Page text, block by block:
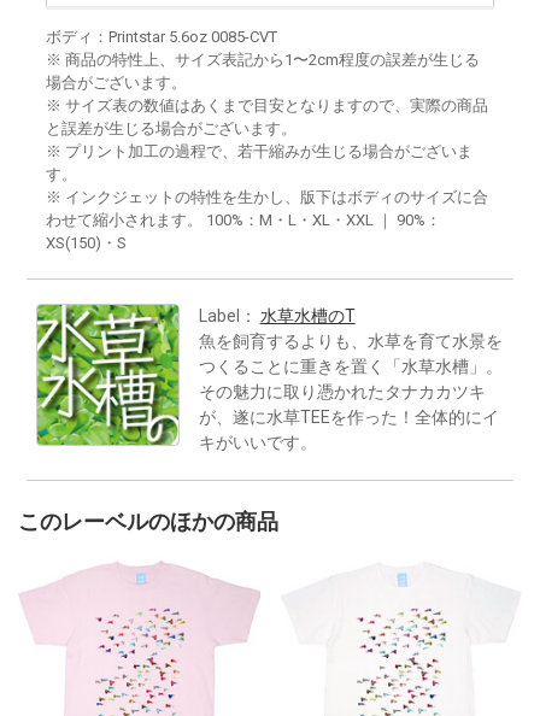
ボディ：Printstar 5.6oz 0085-CVT
※ 商品の特性上、サイズ表記から1〜2cm程度の誤差が生じる
場合がございます。
※ サイズ表の数値はあくまで目安となりますので、実際の商品
と誤差が生じる場合がございます。
※ プリント加工の過程で、若干縮みが生じる場合がございま
す。
※ インクジェットの特性を生かし、版下はボディのサイズに合
わせて縮小されます。 100%：M・L・XL・XXL ｜ 90%：
XS(150)・S
Label： 水草水槽のT
魚を飼育するよりも、水草を育て水景を
つくることに重きを置く「水草水槽」。
その魅力に取り憑かれたタナカカツキ
が、遂に水草TEEを作った！全体的にイ
キがいいです。
このレーベルのほかの商品